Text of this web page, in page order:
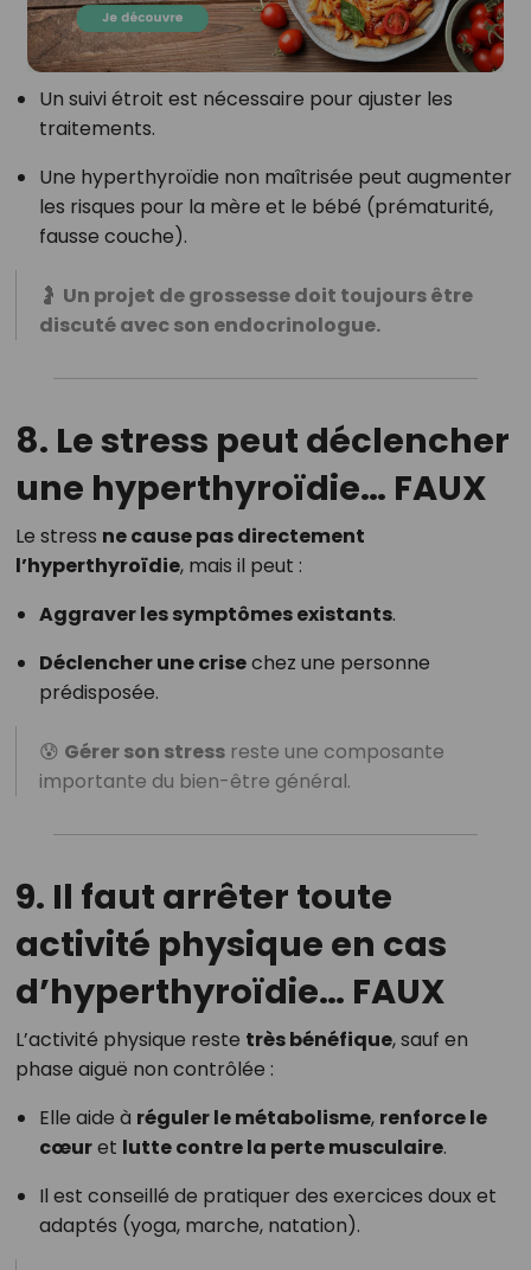
Un suivi étroit est nécessaire pour ajuster les
traitements.
Une hyperthyroïdie non maîtrisée peut augmenter
les risques pour la mère et le bébé (prématurité,
fausse couche).
🤰 Un projet de grossesse doit toujours être
discuté avec son endocrinologue.
8. Le stress peut déclencher
une hyperthyroïdie… FAUX
Le stress ne cause pas directement
l’hyperthyroïdie, mais il peut :
Aggraver les symptômes existants.
Déclencher une crisechez une personne
prédisposée.
😰 Gérer son stressreste une composante
importante du bien-être général.
9. Il faut arrêter toute
activité physique en cas
d’hyperthyroïdie… FAUX
L’activité physique reste très bénéfique, sauf en
phase aiguë non contrôlée :
Elle aide à réguler le métabolisme, renforce le
cœuret lutte contre la perte musculaire.
Il est conseillé de pratiquer des exercices doux et
adaptés (yoga, marche, natation).